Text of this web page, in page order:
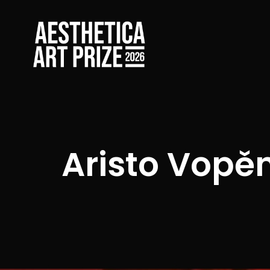
Aristo